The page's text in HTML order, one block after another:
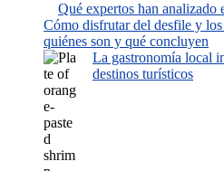
Qué expertos han analizado
Cómo disfrutar del desfile y
quiénes son y qué concluyen
La gastronomía local
destinos turísticos